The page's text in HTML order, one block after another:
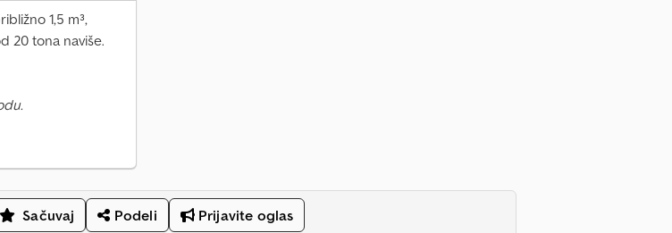
1,5 m³,
20 tona naviše.
Sačuvaj Podeli Prijavite oglas